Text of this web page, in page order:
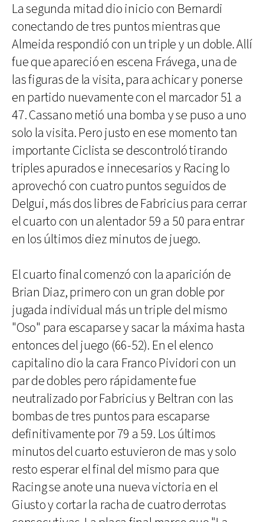
La segunda mitad dio inicio con Bernardi
conectando de tres puntos mientras que
Almeida respondió con un triple y un doble. Allí
fue que apareció en escena Frávega, una de
las figuras de la visita, para achicar y ponerse
en partido nuevamente con el marcador 51 a
47. Cassano metió una bomba y se puso a uno
solo la visita. Pero justo en ese momento tan
importante Ciclista se descontroló tirando
triples apurados e innecesarios y Racing lo
aprovechó con cuatro puntos seguidos de
Delgui, más dos libres de Fabricius para cerrar
el cuarto con un alentador 59 a 50 para entrar
en los últimos diez minutos de juego.
El cuarto final comenzó con la aparición de
Brian Diaz, primero con un gran doble por
jugada individual más un triple del mismo
"Oso" para escaparse y sacar la máxima hasta
entonces del juego (66-52). En el elenco
capitalino dio la cara Franco Pividori con un
par de dobles pero rápidamente fue
neutralizado por Fabricius y Beltran con las
bombas de tres puntos para escaparse
definitivamente por 79 a 59. Los últimos
minutos del cuarto estuvieron de mas y solo
resto esperar el final del mismo para que
Racing se anote una nueva victoria en el
Giusto y cortar la racha de cuatro derrotas